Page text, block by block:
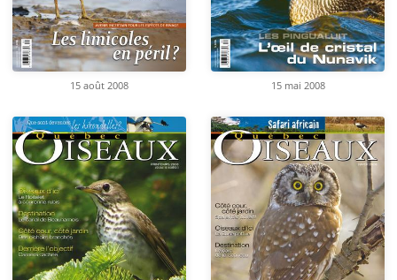
15 août 2008 15 mai 2008